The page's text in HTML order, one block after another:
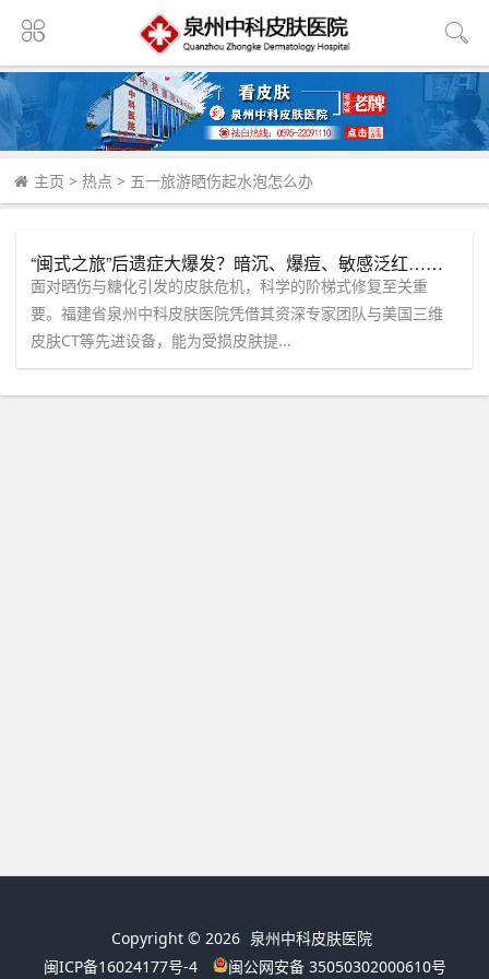
主页 > 热点 > 五一旅游晒伤起水泡怎么办
“闽式之旅”后遗症大爆发？暗沉、爆痘、敏感泛红……泉州中科皮肤医院“分型检测”精准锁定问题根源！
面对晒伤与糖化引发的皮肤危机，科学的阶梯式修复至关重
要。福建省泉州中科皮肤医院凭借其资深专家团队与美国三维
皮肤CT等先进设备，能为受损皮肤提...
Copyright © 2026 泉州中科皮肤医院
闽ICP备16024177号-4
闽公网安备 35050302000610号